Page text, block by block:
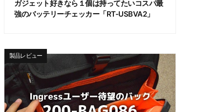
ガジェット好きなら１個は持ってたいコスパ最
強のバッテリーチェッカー「RT-USBVA2」
製品レビュー